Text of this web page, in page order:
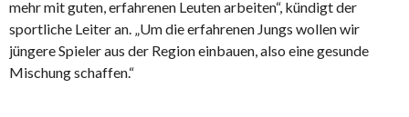
mehr mit guten, erfahrenen Leuten arbeiten“, kündigt der
sportliche Leiter an. „Um die erfahrenen Jungs wollen wir
jüngere Spieler aus der Region einbauen, also eine gesunde
Mischung schaffen.“